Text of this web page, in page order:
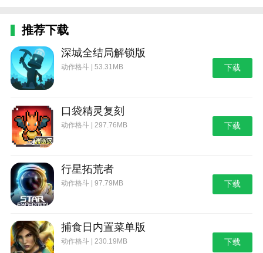
推荐下载
深城全结局解锁版
动作格斗 | 53.31MB 下载
口袋精灵复刻
动作格斗 | 297.76MB 下载
行星拓荒者
动作格斗 | 97.79MB 下载
捕食日内置菜单版
动作格斗 | 230.19MB 下载